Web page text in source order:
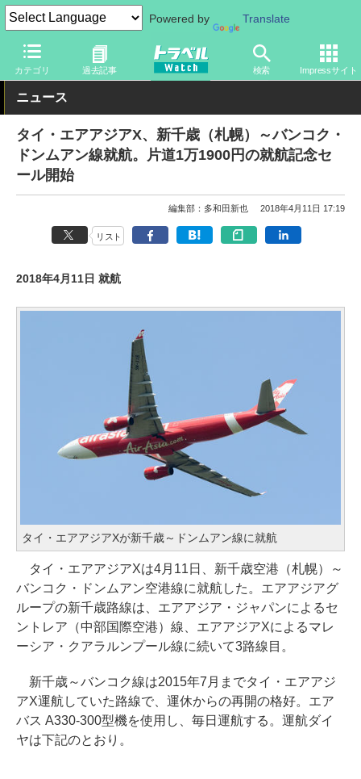
Powered by Translate
カテゴリ 過去記事 検索 Impressサイト
トラベル Watch 地域 海外旅行 東南アジア
ニュース
タイ・エアアジアX、新千歳（札幌）～バンコク・
ドンムアン線就航。片道1万1900円の就航記念セ
ール開始
編集部：多和田新也 2018年4月11日 17:19
リスト
2018年4月11日 就航
タイ・エアアジアXが新千歳～ドンムアン線に就航
タイ・エアアジアXは4月11日、新千歳空港（札幌）～
バンコク・ドンムアン空港線に就航した。エアアジアグ
ループの新千歳路線は、エアアジア・ジャパンによるセ
ントレア（中部国際空港）線、エアアジアXによるマレ
ーシア・クアラルンプール線に続いて3路線目。
新千歳～バンコク線は2015年7月までタイ・エアアジ
アX運航していた路線で、運休からの再開の格好。エア
バス A330-300型機を使用し、毎日運航する。運航ダイ
ヤは下記のとおり。